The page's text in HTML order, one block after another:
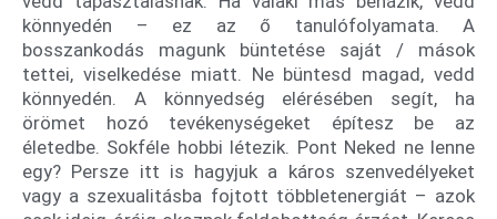
könnyedén – ez az ő tanulófolyamata. A
bosszankodás magunk büntetése saját / mások
tettei, viselkedése miatt. Ne büntesd magad, vedd
könnyedén. A könnyedség elérésében segít, ha
örömet hozó tevékenységeket építesz be az
életedbe. Sokféle hobbi létezik. Pont Neked ne lenne
egy? Persze itt is hagyjuk a káros szenvedélyeket
vagy a szexualitásba fojtott többletenergiát – azok